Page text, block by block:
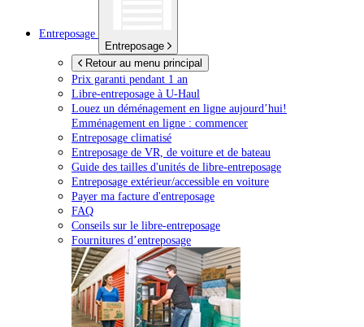
Entreposage
Entreposage
Retour au menu principal
Prix garanti pendant 1 an
Libre-entreposage à U-Haul
Louez un déménagement en ligne aujourd’hui!
Emménagement en ligne : commencer
Entreposage climatisé
Entreposage de VR, de voiture et de bateau
Guide des tailles d'unités de libre-entreposage
Entreposage extérieur/accessible en voiture
Payer ma facture d'entreposage
FAQ
Conseils sur le libre-entreposage
Fournitures d’entreposage